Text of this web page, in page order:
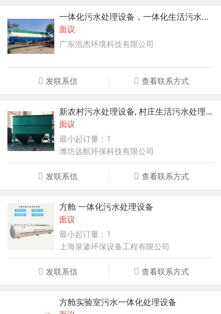
一体化污水处理设备，一体化生活污水处理设备，
面议
广东浩杰环境科技有限公司
发联系信 查看联系方式
新农村污水处理设备, 村庄生活污水处理设备
面议
最小起订量：1
潍坊远航环保科技有限公司
发联系信 查看联系方式
方舱 一体化污水处理设备
面议
最小起订量：1
上海泉渗环保设备工程有限公司
发联系信 查看联系方式
方舱实验室污水一体化处理设备